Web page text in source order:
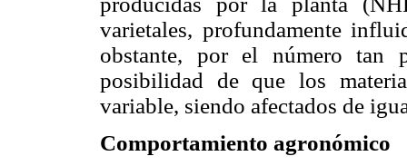
varietales, profundamente
obstante, por el número tan
posibilidad de que los
variable, siendo afectados de
Comportamiento agronómico